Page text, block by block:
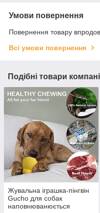
Умови повернення
Повернення товару
Всі умови повернення
Подібні товари
Жувальна іграшка-пінгвін
Gucho для собак
наповнюванюється